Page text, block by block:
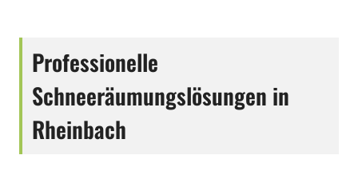
Professionelle
Schneeräumungslösungen in
Rheinbach